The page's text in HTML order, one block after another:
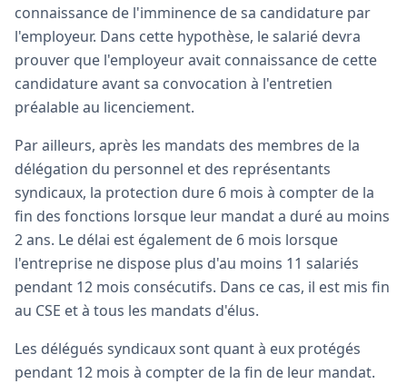
connaissance de l'imminence de sa candidature par
l'employeur. Dans cette hypothèse, le salarié devra
prouver que l'employeur avait connaissance de cette
candidature avant sa convocation à l'entretien
préalable au licenciement.
Par ailleurs, après les mandats des membres de la
délégation du personnel et des représentants
syndicaux, la protection dure 6 mois à compter de la
fin des fonctions lorsque leur mandat a duré au moins
2 ans. Le délai est également de 6 mois lorsque
l'entreprise ne dispose plus d'au moins 11 salariés
pendant 12 mois consécutifs. Dans ce cas, il est mis fin
au CSE et à tous les mandats d'élus.
Les délégués syndicaux sont quant à eux protégés
pendant 12 mois à compter de la fin de leur mandat.